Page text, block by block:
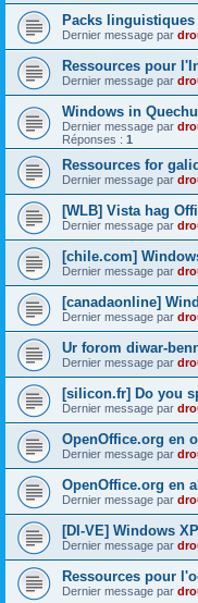
Packs
Dernier message par
Ressources pour
Dernier message par
Windows in
Dernier message par
Réponses : 1
Ressources for
Dernier message par
[WLB] Vista hag
Dernier message par
[chile.com]
Dernier message par
[canadaonline]
Dernier message par
Ur forom diwar-
Dernier message par
[silicon.fr] Do you
Dernier message par
OpenOffice.org en
Dernier message par
OpenOffice.org en
Dernier message par
[DI-VE] Windows
Dernier message par
Ressources pour
Dernier message par